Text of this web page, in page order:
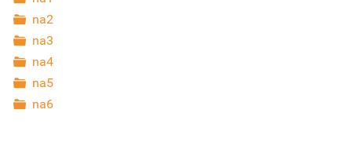
na2
na3
na4
na5
na6